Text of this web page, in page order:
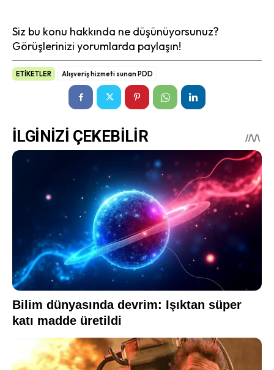
Siz bu konu hakkında ne düşünüyorsunuz?
Görüşlerinizi yorumlarda paylaşın!
ETİKETLER Alışveriş hizmeti sunan PDD